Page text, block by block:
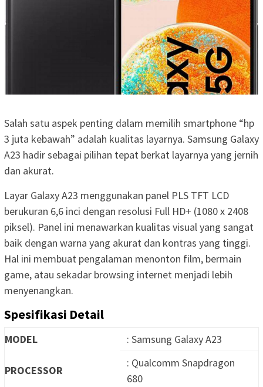
Salah satu aspek penting dalam memilih smartphone “hp
3 juta kebawah” adalah kualitas layarnya. Samsung Galaxy
A23 hadir sebagai pilihan tepat berkat layarnya yang jernih
dan akurat.
Layar Galaxy A23 menggunakan panel PLS TFT LCD
berukuran 6,6 inci dengan resolusi Full HD+ (1080 x 2408
piksel). Panel ini menawarkan kualitas visual yang sangat
baik dengan warna yang akurat dan kontras yang tinggi.
Hal ini membuat pengalaman menonton film, bermain
game, atau sekadar browsing internet menjadi lebih
menyenangkan.
Spesifikasi Detail
MODEL : Samsung Galaxy A23
PROCESSOR
: Qualcomm Snapdragon
680